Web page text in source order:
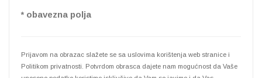
* obavezna polja
Prijavom na obrazac slažete se sa uslovima korištenja web stranice i
Politikom privatnosti. Potvrdom obrasca dajete nam mogućnost da Vaše